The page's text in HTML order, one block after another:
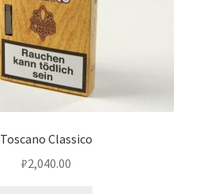
Toscano Classico
₽2,040.00